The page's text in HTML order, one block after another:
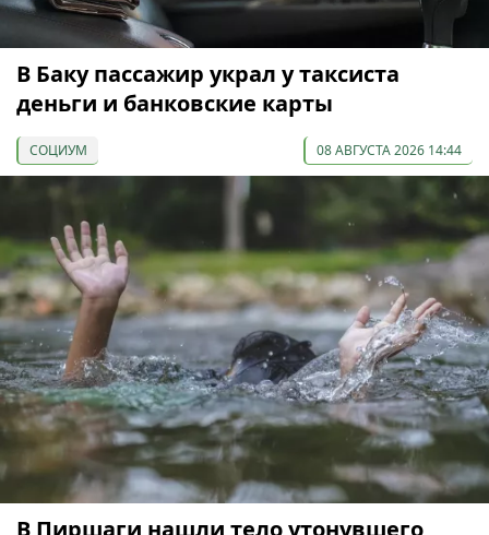
В Баку пассажир украл у таксиста
деньги и банковские карты
СОЦИУМ 08 АВГУСТА 2026 14:44